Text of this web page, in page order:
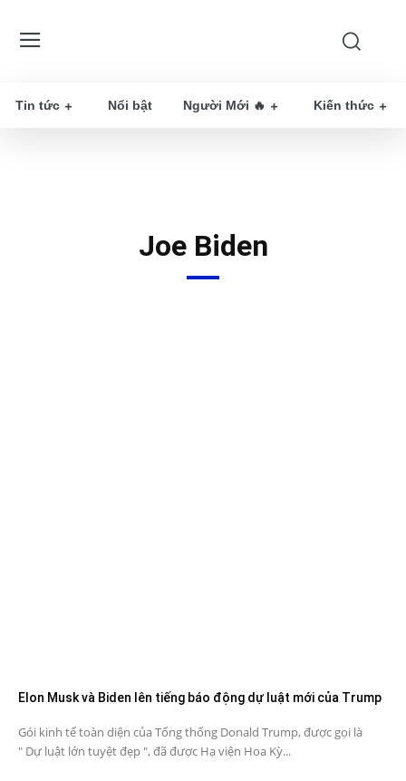
Tin tức Nổi bật Người Mới 🔥 Kiến thức
Joe Biden
Elon Musk và Biden lên tiếng báo động dự luật mới của Trump
Gói kinh tế toàn diện của Tổng thống Donald Trump, được gọi là
" Dự luật lớn tuyệt đẹp ", đã được Hạ viện Hoa Kỳ...